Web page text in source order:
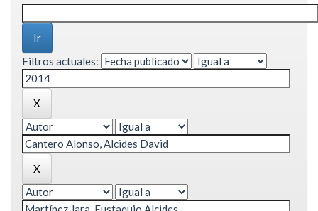
Filtros actuales: